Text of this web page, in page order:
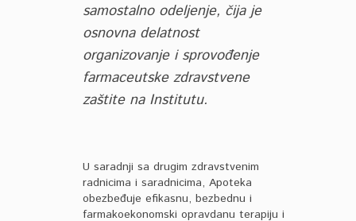
samostalno odeljenje, čija je
osnovna delatnost
organizovanje i sprovođenje
farmaceutske zdravstvene
zaštite na Institutu.
U saradnji sa drugim zdravstvenim
radnicima i saradnicima, Apoteka
obezbeđuje efikasnu, bezbednu i
farmakoekonomski opravdanu terapiju i